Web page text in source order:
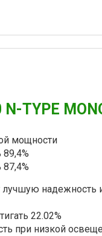
TYPE
мощности
надежность
22.02%
при низкой